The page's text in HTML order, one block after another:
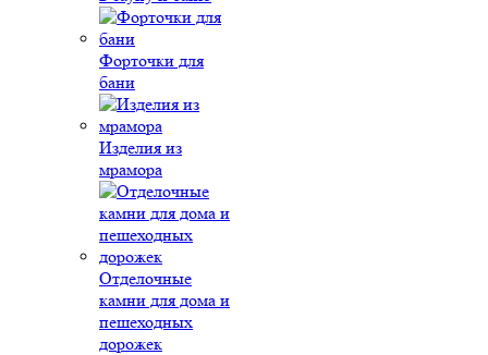
Форточки для
бани
Изделия из
мрамора
Отделочные
камни для дома и
пешеходных
дорожек